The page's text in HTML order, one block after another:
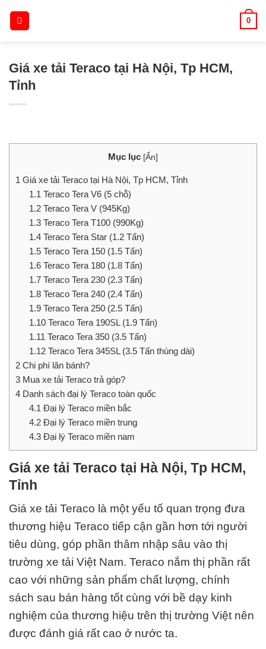
0
Giá xe tải Teraco tại Hà Nội, Tp HCM,
Tỉnh
Mục lục [Ẩn]
1 Giá xe tải Teraco tại Hà Nội, Tp HCM, Tỉnh
1.1 Teraco Tera V6 (5 chỗ)
1.2Teraco Tera V (945Kg)
1.3Teraco Tera T100 (990Kg)
1.4Teraco Tera Star (1.2 Tấn)
1.5Teraco Tera 150 (1.5 Tấn)
1.6Teraco Tera 180 (1.8 Tấn)
1.7Teraco Tera 230 (2.3 Tấn)
1.8Teraco Tera 240 (2.4 Tấn)
1.9Teraco Tera 250 (2.5 Tấn)
1.10Teraco Tera 190SL (1.9 Tấn)
1.11 Teraco Tera 350 (3.5 Tấn)
1.12Teraco Tera 345SL (3.5 Tấn thùng dài)
2 Chi phí lăn bánh?
3 Mua xe tải Teraco trả góp?
4 Danh sách đại lý Teraco toàn quốc
4.1 Đại lý Teraco miền bắc
4.2Đại lý Teraco miền trung
4.3Đại lý Teraco miền nam
Giá xe tải Teraco tại Hà Nội, Tp HCM,
Tỉnh
Giá xe tải Teraco là một yếu tố quan trọng đưa
thương hiệu Teraco tiếp cận gần hơn tới người
tiêu dùng, góp phần thâm nhập sâu vào thị
trường xe tải Việt Nam. Teraco nắm thị phần rất
cao với những sản phẩm chất lượng, chính
sách sau bán hàng tốt cùng với bề dạy kinh
nghiệm của thương hiệu trên thị trường Việt nên
được đánh giá rất cao ở nước ta.